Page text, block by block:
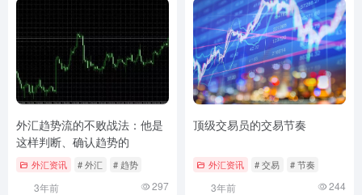
外汇趋势流的不败战法：他是
这样判断、确认趋势的
外汇资讯 # 外汇 # 趋势
3年前 297
顶级交易员的交易节奏
外汇资讯 # 交易 # 节奏
3年前 244